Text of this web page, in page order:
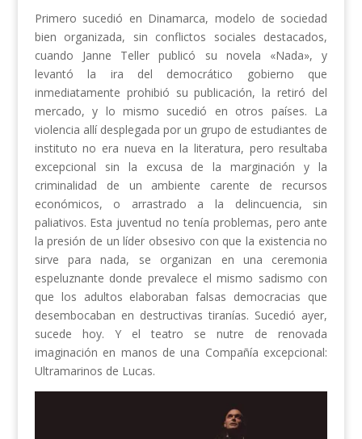
Primero sucedió en Dinamarca, modelo de sociedad
bien organizada, sin conflictos sociales destacados,
cuando Janne Teller publicó su novela «Nada», y
levantó la ira del democrático gobierno que
inmediatamente prohibió su publicación, la retiró del
mercado, y lo mismo sucedió en otros países. La
violencia allí desplegada por un grupo de estudiantes de
instituto no era nueva en la literatura, pero resultaba
excepcional sin la excusa de la marginación y la
criminalidad de un ambiente carente de recursos
económicos, o arrastrado a la delincuencia, sin
paliativos. Esta juventud no tenía problemas, pero ante
la presión de un líder obsesivo con que la existencia no
sirve para nada, se organizan en una ceremonia
espeluznante donde prevalece el mismo sadismo con
que los adultos elaboraban falsas democracias que
desembocaban en destructivas tiranías. Sucedió ayer,
sucede hoy. Y el teatro se nutre de renovada
imaginación en manos de una Compañía excepcional:
Ultramarinos de Lucas.